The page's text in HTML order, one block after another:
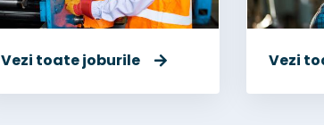
Vezi toate joburile Vezi